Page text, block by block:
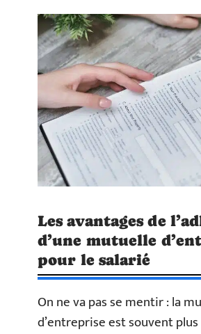
Les avantages de
d’une mutuelle
pour le salarié
On ne va pas se mentir : la
d’entreprise est souvent